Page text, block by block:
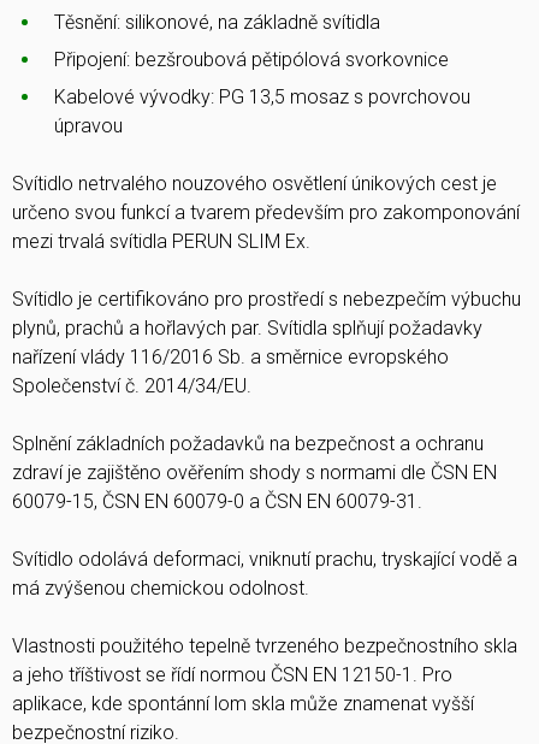
Těsnění: silikonové, na základně svítidla
Připojení: bezšroubová pětipólová svorkovnice
Kabelové vývodky: PG 13,5 mosaz s povrchovou
úpravou
Svítidlo netrvalého nouzového osvětlení únikových cest je
určeno svou funkcí a tvarem především pro zakomponování
mezi trvalá svítidla PERUN SLIM Ex.
Svítidlo je certifikováno pro prostředí s nebezpečím výbuchu
plynů, prachů a hořlavých par. Svítidla splňují požadavky
nařízení vlády 116/2016 Sb. a směrnice evropského
Společenství č. 2014/34/EU.
Splnění základních požadavků na bezpečnost a ochranu
zdraví je zajištěno ověřením shody s normami dle ČSN EN
60079-15, ČSN EN 60079-0 a ČSN EN 60079-31.
Svítidlo odolává deformaci, vniknutí prachu, tryskající vodě a
má zvýšenou chemickou odolnost.
Vlastnosti použitého tepelně tvrzeného bezpečnostního skla
a jeho tříštivost se řídí normou ČSN EN 12150-1. Pro
aplikace, kde spontánní lom skla může znamenat vyšší
bezpečnostní riziko.